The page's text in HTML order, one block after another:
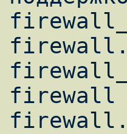
firewall